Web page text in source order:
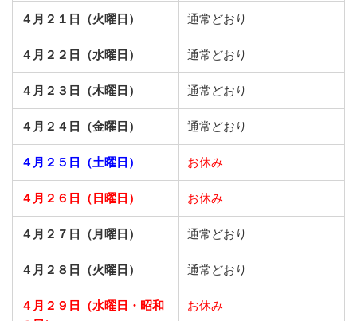
４月２１日（火曜日） 通常どおり
４月２２日（水曜日） 通常どおり
４月２３日（木曜日） 通常どおり
４月２４日（金曜日） 通常どおり
４月２５日（土曜日） お休み
４月２６日（日曜日） お休み
４月２７日（月曜日） 通常どおり
４月２８日（火曜日） 通常どおり
４月２９日（水曜日・昭和
お休み